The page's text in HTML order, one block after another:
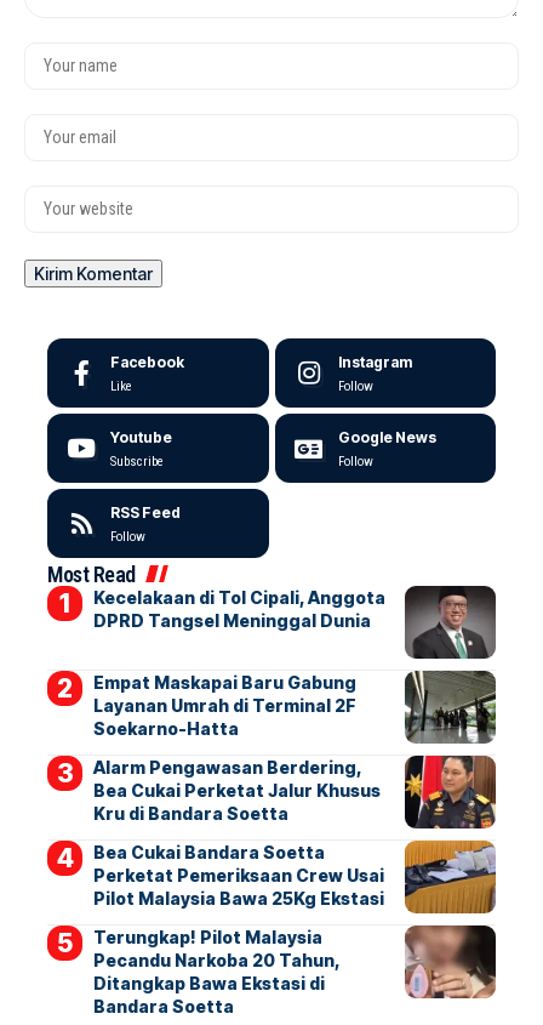
Facebook
Like
Instagram
Follow
Youtube
Subscribe
Google News
Follow
RSS Feed
Follow
Most Read
Kecelakaan di Tol Cipali, Anggota
DPRD Tangsel Meninggal Dunia
Empat Maskapai Baru Gabung
Layanan Umrah di Terminal 2F
Soekarno-Hatta
Alarm Pengawasan Berdering,
Bea Cukai Perketat Jalur Khusus
Kru di Bandara Soetta
Bea Cukai Bandara Soetta
Perketat Pemeriksaan Crew Usai
Pilot Malaysia Bawa 25Kg Ekstasi
Terungkap! Pilot Malaysia
Pecandu Narkoba 20 Tahun,
Ditangkap Bawa Ekstasi di
Bandara Soetta